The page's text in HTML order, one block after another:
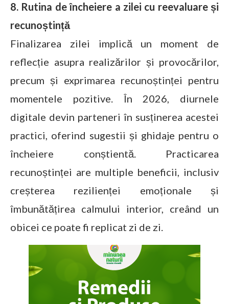
8. Rutina de încheiere a zilei cu reevaluare și
recunoștință
Finalizarea zilei implică un moment de
reflecție asupra realizărilor și provocărilor,
precum și exprimarea recunoștinței pentru
momentele pozitive. În 2026, diurnele
digitale devin parteneri în susținerea acestei
practici, oferind sugestii și ghidaje pentru o
încheiere conștientă. Practicarea
recunoștinței are multiple beneficii, inclusiv
creșterea rezilienței emoționale și
îmbunătățirea calmului interior, creând un
obicei ce poate fi replicat zi de zi.